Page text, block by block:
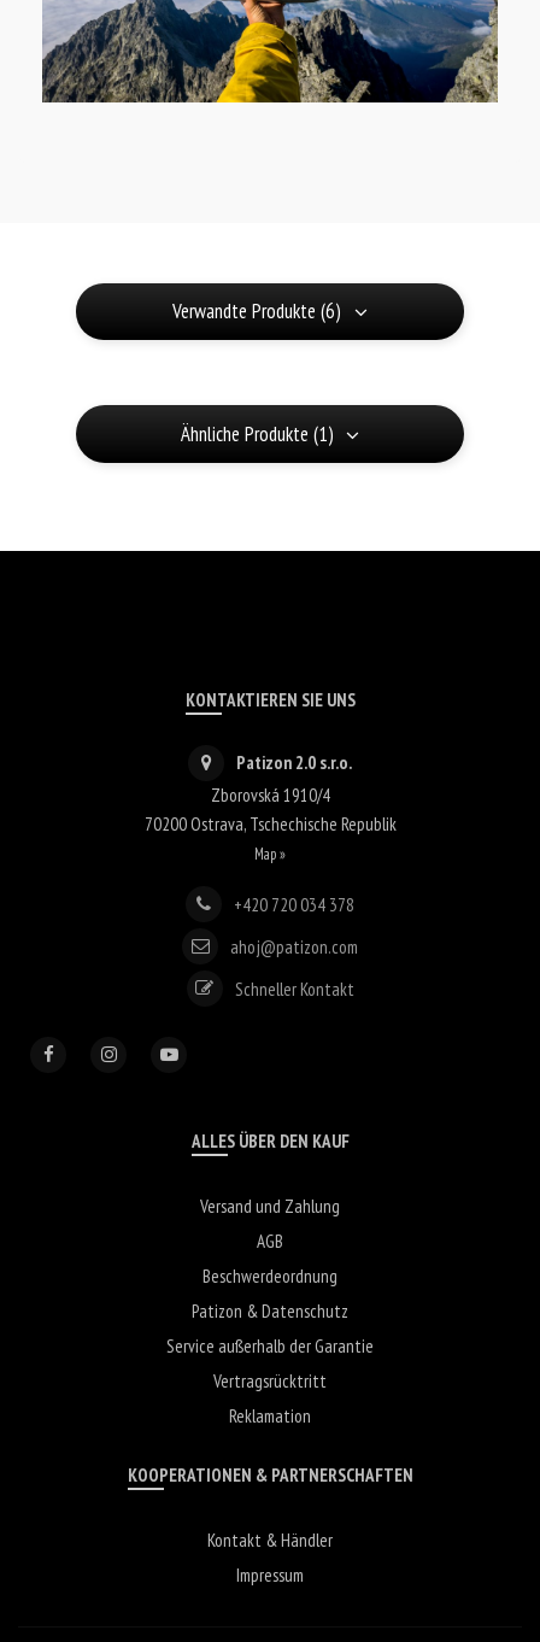
Verwandte Produkte (6)
Ähnliche Produkte (1)
KONTAKTIEREN SIE UNS
Patizon 2.0 s.r.o.
Zborovská 1910/4
70200Ostrava, Tschechische Republik
Map »
+420 720 034 378
ahoj@patizon.com
Schneller Kontakt
ALLES ÜBER DEN KAUF
Versand und Zahlung
AGB
Beschwerdeordnung
Patizon & Datenschutz
Service außerhalb der Garantie
Vertragsrücktritt
Reklamation
KOOPERATIONEN & PARTNERSCHAFTEN
Kontakt & Händler
Impressum